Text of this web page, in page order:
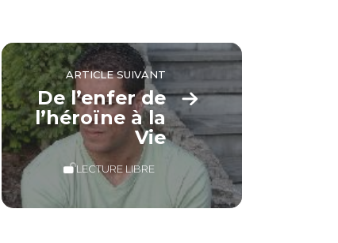
ARTICLE SUIVANT
De l’enfer de
l’héroïne à la
Vie
LECTURE LIBRE